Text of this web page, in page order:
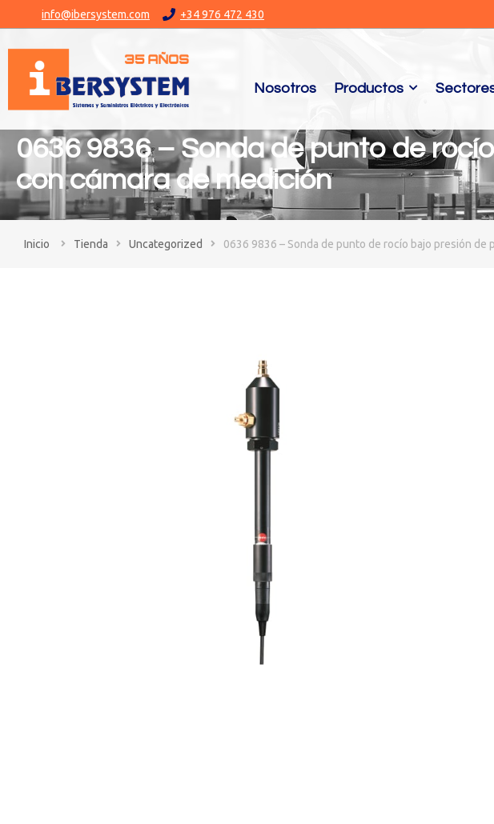
info@ibersystem.com +34 976 472 430
Nosotros Productos
0636 9836 – Sonda de punto de
con cámara de medición
You are here:
Tienda Uncategorized 0636 9836 – Sonda de punto de rocío bajo presión de